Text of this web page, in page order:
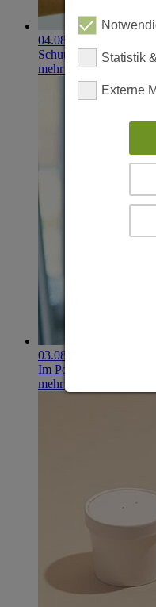
04.08.2026
Schutzhandschuhe
mehr erfahren
03.08.2026
Im Portfolio: Iset
mehr erfahren
Statistik
Externe